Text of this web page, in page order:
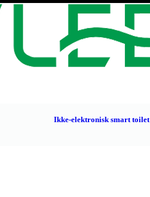
Ikke-elektronisk smart toilet